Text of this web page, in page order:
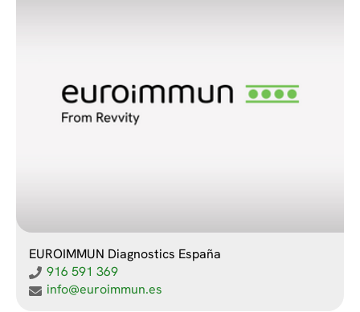
EUROIMMUN Diagnostics España
916 591 369
info@euroimmun.es